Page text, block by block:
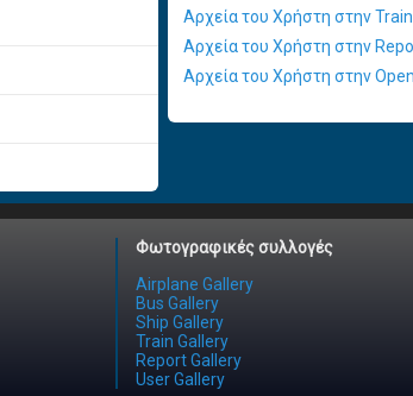
Αρχεία του Χρήστη στην
Αρχεία του Χρήστη στην
Αρχεία του Χρήστη στην
Φωτογραφικές συλλογές
Airplane Gallery
Bus Gallery
Ship Gallery
Train Gallery
Report Gallery
User Gallery